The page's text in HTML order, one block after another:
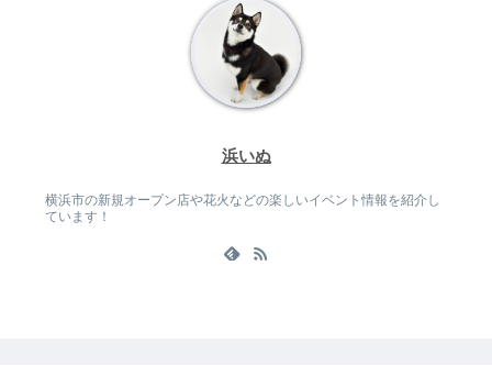
浜いぬ
横浜市の新規オープン店や花火などの楽しいイベント情報を紹介し
ています！